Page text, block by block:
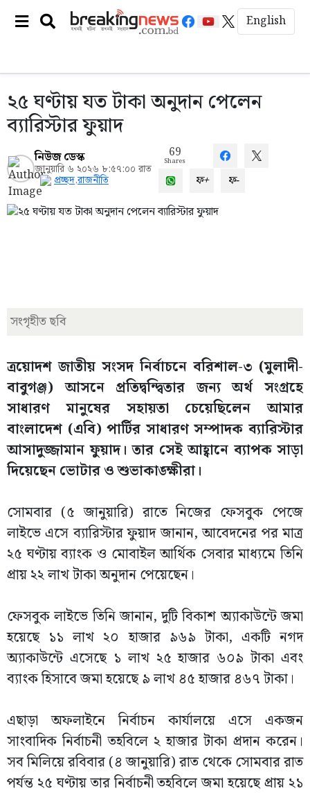
English
২৫ ঘণ্টায় যত টাকা অনুদান পেলেন
ব্যারিস্টার ফুয়াদ
নিউজ ডেস্ক
জানুয়ারি ৬ ২০২৬ ৮:৫৭:০০ রাত
প্রচ্ছদ,রাজনীতি
69
Shares
ফ+ ফ-
সংগৃহীত ছবি
ত্রয়োদশ জাতীয় সংসদ নির্বাচনে বরিশাল-৩ (মুলাদী-
বাবুগঞ্জ) আসনে প্রতিদ্বন্দ্বিতার জন্য অর্থ সংগ্রহে
সাধারণ মানুষের সহায়তা চেয়েছিলেন আমার
বাংলাদেশ (এবি) পার্টির সাধারণ সম্পাদক ব্যারিস্টার
আসাদুজ্জামান ফুয়াদ। তার সেই আহ্বানে ব্যাপক সাড়া
দিয়েছেন ভোটার ও শুভাকাঙ্ক্ষীরা।
সোমবার (৫ জানুয়ারি) রাতে নিজের ফেসবুক পেজে
লাইভে এসে ব্যারিস্টার ফুয়াদ জানান, আবেদনের পর মাত্র
২৫ ঘণ্টায় ব্যাংক ও মোবাইল আর্থিক সেবার মাধ্যমে তিনি
প্রায় ২২ লাখ টাকা অনুদান পেয়েছেন।
ফেসবুক লাইভে তিনি জানান, দুটি বিকাশ অ্যাকাউন্টে জমা
হয়েছে ১১ লাখ ২০ হাজার ৯৬৯ টাকা, একটি নগদ
অ্যাকাউন্টে এসেছে ১ লাখ ২৫ হাজার ৬০৯ টাকা এবং
ব্যাংক হিসাবে জমা হয়েছে ৯ লাখ ৪৫ হাজার ৪৬৭ টাকা।
এছাড়া অফলাইনে নির্বাচন কার্যালয়ে এসে একজন
সাংবাদিক নির্বাচনী তহবিলে ২ হাজার টাকা প্রদান করেন।
সব মিলিয়ে রবিবার (৪ জানুয়ারি) রাত থেকে সোমবার রাত
পর্যন্ত ২৫ ঘণ্টায় তার নির্বাচনী তহবিলে জমা হয়েছে প্রায় ২১